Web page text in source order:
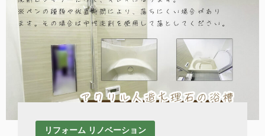
リフォーム リノベーション